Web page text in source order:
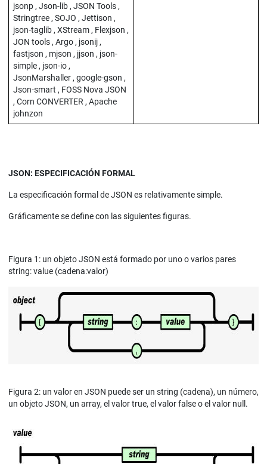
jsonp , Json-lib , JSON Tools ,
Stringtree , SOJO , Jettison ,
json-taglib , XStream , Flexjson ,
JON tools , Argo , jsonij ,
fastjson , mjson , jjson , json-
simple , json-io ,
JsonMarshaller , google-gson ,
Json-smart , FOSS Nova JSON
, Corn CONVERTER , Apache
johnzon
JSON: ESPECIFICACIÓN FORMAL
La especificación formal de JSON es relativamente simple.
Gráficamente se define con las siguientes figuras.
Figura 1: un objeto JSON está formado por uno o varios pares
string: value (cadena:valor)
Figura 2: un valor en JSON puede ser un string (cadena), un número,
un objeto JSON, un array, el valor true, el valor false o el valor null.